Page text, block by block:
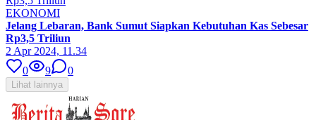
EKONOMI
Jelang Lebaran, Bank Sumut Siapkan Kebutuhan Kas Sebesar
Rp3,5 Triliun
2 Apr 2024, 11.34
0
9 0
Lihat lainnya